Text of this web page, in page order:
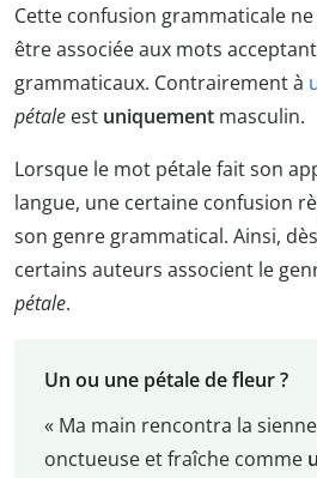
Cette confusion grammaticale
être associée aux mots
grammaticaux. Contrairement à
pétale est uniquement masculin.
Lorsque le mot pétale fait son
langue, une certaine confusion
son genre grammatical. Ainsi, dès
certains auteurs associent le
pétale.
Un ou une pétale de fleur ?
« Ma main rencontra la
onctueuse et fraîche comme